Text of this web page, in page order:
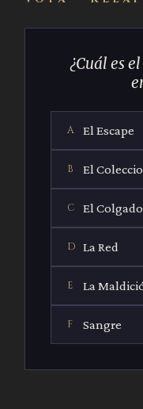
¿Cuál es
A El Escape
B El
C El Colgado
D La Red
E La
F Sangre